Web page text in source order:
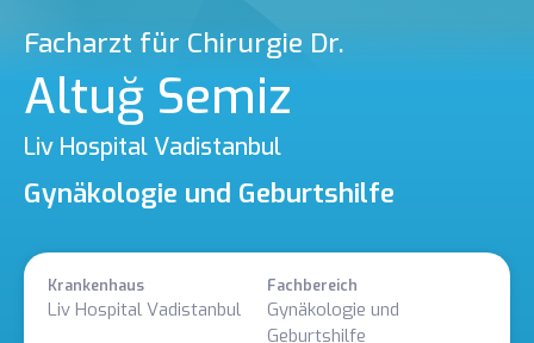
Facharzt für Chirurgie Dr.
Altuğ Semiz
Liv Hospital Vadistanbul
Gynäkologie und Geburtshilfe
Krankenhaus
Liv Hospital Vadistanbul
Fachbereich
Gynäkologie und
Geburtshilfe